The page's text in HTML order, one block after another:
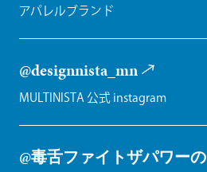
アパレルブランド
@designnista_mn
MULTINISTA 公式 instagram
@毒舌ファイトザパワーの